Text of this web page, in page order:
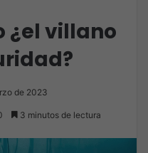
¿el villano
de 2023
3 minutos de lectura